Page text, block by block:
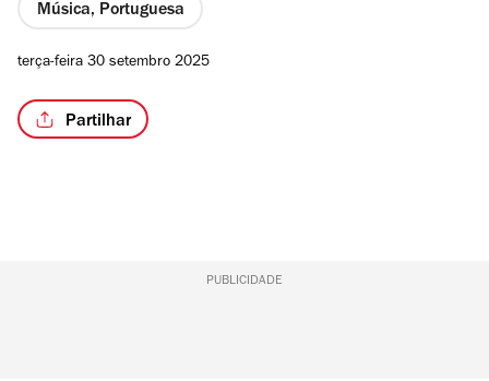
Música, Portuguesa
terça-feira 30 setembro 2025
Partilhar
PUBLICIDADE